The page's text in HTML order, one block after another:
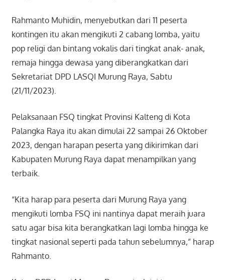
Rahmanto Muhidin, menyebutkan dari 11 peserta
kontingen itu akan mengikuti 2 cabang lomba, yaitu
pop religi dan bintang vokalis dari tingkat anak- anak,
remaja hingga dewasa yang diberangkatkan dari
Sekretariat DPD LASQI Murung Raya, Sabtu
(21/11/2023).
Pelaksanaan FSQ tingkat Provinsi Kalteng di Kota
Palangka Raya itu akan dimulai 22 sampai 26 Oktober
2023, dengan harapan peserta yang dikirimkan dari
Kabupaten Murung Raya dapat menampilkan yang
terbaik.
“Kita harap para peserta dari Murung Raya yang
mengikuti lomba FSQ ini nantinya dapat meraih juara
satu agar bisa kita berangkatkan lagi lomba hingga ke
tingkat nasional seperti pada tahun sebelumnya,” harap
Rahmanto.